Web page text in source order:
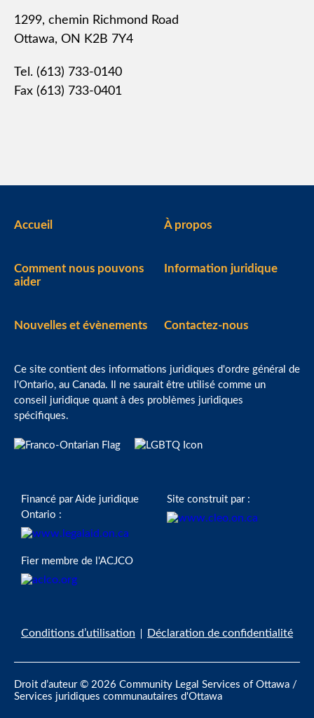
1299, chemin Richmond Road
Ottawa, ON K2B 7Y4
Tel. (613) 733-0140
Fax (613) 733-0401
Accueil À propos
Comment nous pouvons
aider
Information juridique
Nouvelles et évènements Contactez-nous
Ce site contient des informations juridiques d'ordre général de
l'Ontario, au Canada. Il ne saurait être utilisé comme un
conseil juridique quant à des problèmes juridiques
spécifiques.
Financé par Aide juridique
Ontario :
Site construit par :
Fier membre de l'ACJCO
Conditions d’utilisation Déclaration de confidentialité
Droit d’auteur © 2026 Community Legal Services of Ottawa /
Services juridiques communautaires d'Ottawa